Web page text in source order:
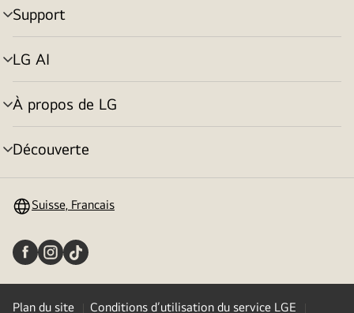
Support
menu
déroulant
LG AI
menu
déroulant
À propos de LG
menu
déroulant
Découverte
menu
Suisse, Francais
Plan du site Conditions d’utilisation du service LGE